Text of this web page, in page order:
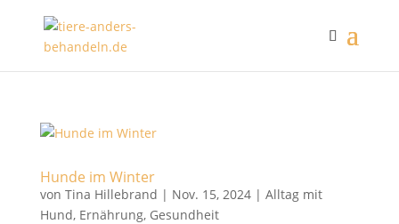
Hunde im Winter
von Tina Hillebrand | Nov. 15, 2024| Alltag mit
Hund, Ernährung, Gesundheit